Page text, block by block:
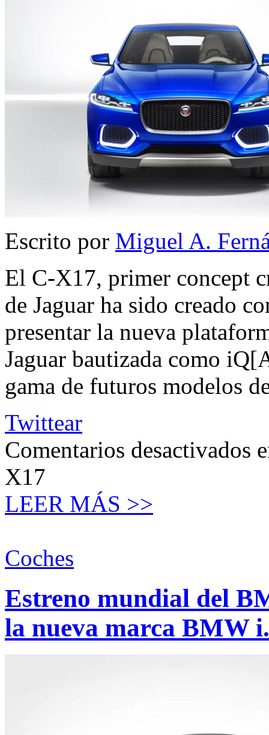
Escrito por Miguel A.
El C-X17, primer concept
de Jaguar ha sido creado
presentar la nueva
Jaguar bautizada como
gama de futuros modelos
Twittear
Comentarios desactivados
X17
LEER MÁS >>
Coches
Estreno mundial del
la nueva marca BMW i.